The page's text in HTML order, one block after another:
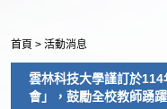
首頁 > 活動消息
雲林科技大學謹訂於
會」，鼓勵全校教師踴